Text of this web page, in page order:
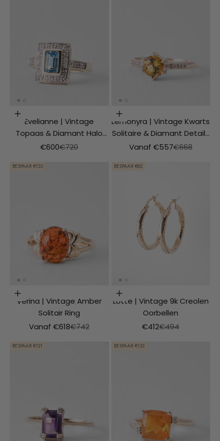
Opties kiezen
Evelianne | Vintage
Topaas & Diamant Halo
Ring
Aanbiedingsprijs
€600Normale prijs
€720
Opties kiezen
Lemonyra | Vintage Kwarts
Solitaire & Diamant Details
Ring
Aanbiedingsprijs
Vanaf €557Normale prijs
€668
BESPAAR €133
Opties kiezen
Verina | Vintage Amber
Solitair Ring
Aanbiedingsprijs
Vanaf €618Normale prijs
€742
BESPAAR €82
VOEG TOE AAN WINKELMAND
Lotte | Vintage 9k Creolen
Oorbellen
Aanbiedingsprijs
€412Normale prijs
€494
BESPAAR €121 BESPAAR €133